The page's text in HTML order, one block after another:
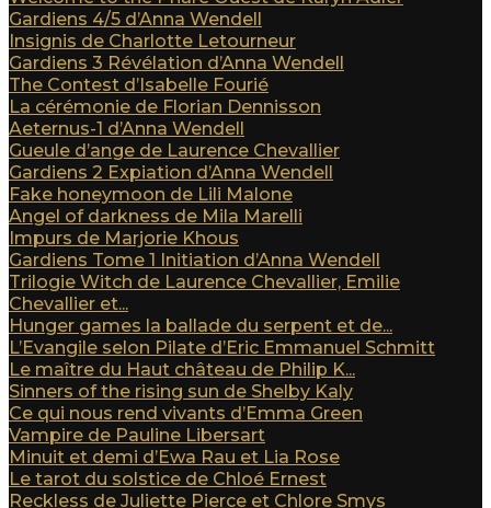
Gardiens 4/5 d’Anna Wendell
Insignis de Charlotte Letourneur
Gardiens 3 Révélation d’Anna Wendell
The Contest d’Isabelle Fourié
La cérémonie de Florian Dennisson
Aeternus-1 d’Anna Wendell
Gueule d’ange de Laurence Chevallier
Gardiens 2 Expiation d’Anna Wendell
Fake honeymoon de Lili Malone
Angel of darkness de Mila Marelli
Impurs de Marjorie Khous
Gardiens Tome 1 Initiation d’Anna Wendell
Trilogie Witch de Laurence Chevallier, Emilie
Chevallier et...
Hunger games la ballade du serpent et de...
L’Evangile selon Pilate d’Eric Emmanuel Schmitt
Le maître du Haut château de Philip K...
Sinners of the rising sun de Shelby Kaly
Ce qui nous rend vivants d’Emma Green
Vampire de Pauline Libersart
Minuit et demi d’Ewa Rau et Lia Rose
Le tarot du solstice de Chloé Ernest
Reckless de Juliette Pierce et Chlore Smys